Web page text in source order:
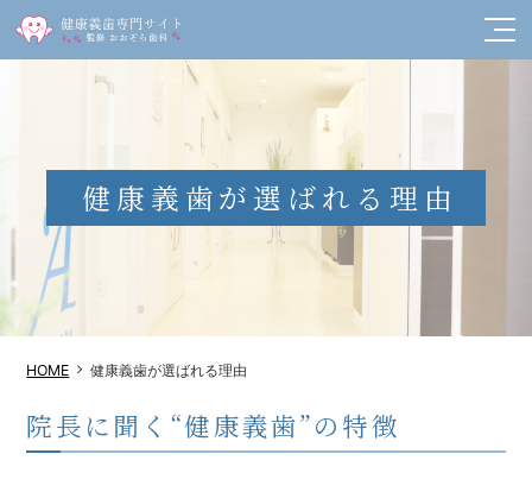
健康義歯が選ばれる理由
HOME 健康義歯が選ばれる理由
院長に聞く“健康義歯”の特徴